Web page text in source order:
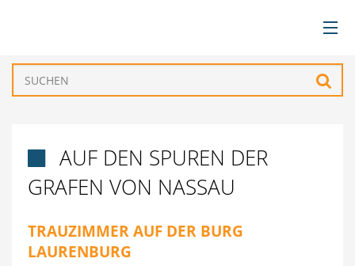
BÜRGERSERVICE
GEMEINDEN
WIRTSCHAFT
AUF DEN SPUREN DER
GRAFEN VON NASSAU
TRAUZIMMER AUF DER BURG
LAURENBURG